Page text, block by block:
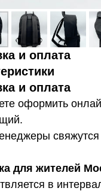
и оплата
и оплата
оформить
свяжутся
для жителей
в